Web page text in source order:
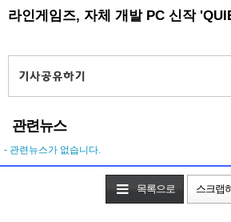
라인게임즈, 자체 개발 PC 신작
관련뉴스
- 관련뉴스가 없습니다.
목록으로 스크랩